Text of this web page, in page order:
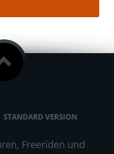
STANDARD VERSION
Freeriden und